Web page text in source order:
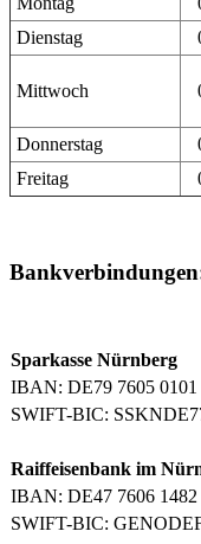
Dienstag
Mittwoch
Donnerstag
Freitag
Sparkasse Nürnberg
IBAN: DE79 7605 0101
SWIFT-BIC:
Raiffeisenbank im
IBAN: DE47 7606 1482
SWIFT-BIC: